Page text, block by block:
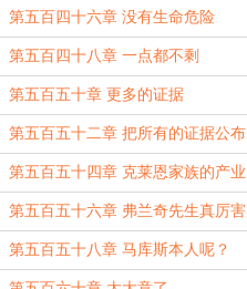
饿
第五百四十六章 没有生命危险
第五百四十八章 一点都不剩
第五百五十章 更多的证据
第五百五十二章 把所有的证据公布
出来
第五百五十四章 克莱恩家族的产业
怎么办？
第五百五十六章 弗兰奇先生真厉害
第五百五十八章 马库斯本人呢？